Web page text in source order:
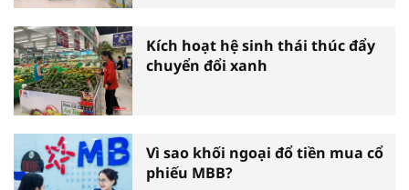
Kích hoạt hệ sinh thái thúc đẩy
chuyển đổi xanh
Vì sao khối ngoại đổ tiền mua cổ
phiếu MBB?